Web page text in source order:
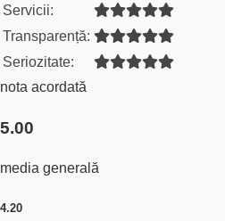
Servicii:
Transparență:
Seriozitate:
nota acordată
5.00
media generală
4.20